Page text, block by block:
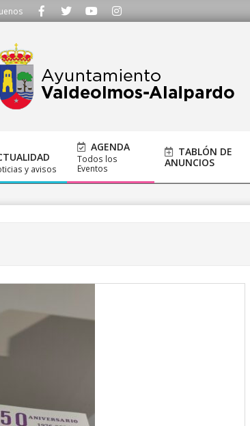
al 91 620 21 53 o escríbenos a ayuntamiento@alalpardo.org
y avisos
AGENDA
Todos los
Eventos
TABLÓN DE
ANUNCIOS